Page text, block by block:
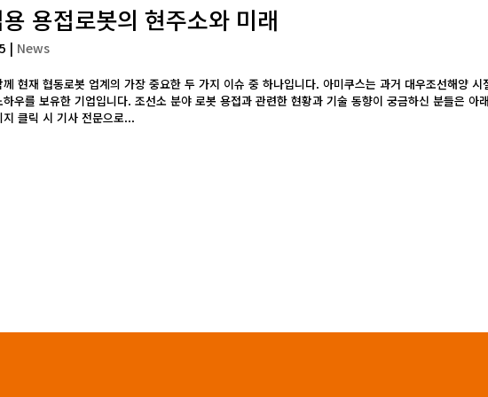
용접로봇의 현주소와 미래
| News
현재 협동로봇 업계의 가장 중요한 두 가지 이슈 중 하나입니다. 아미쿠스는 과거 대우조선해양 시
우를 보유한 기업입니다. 조선소 분야 로봇 용접과 관련한 현황과 기술 동향이 궁금하신 분들은 아
클릭 시 기사 전문으로...